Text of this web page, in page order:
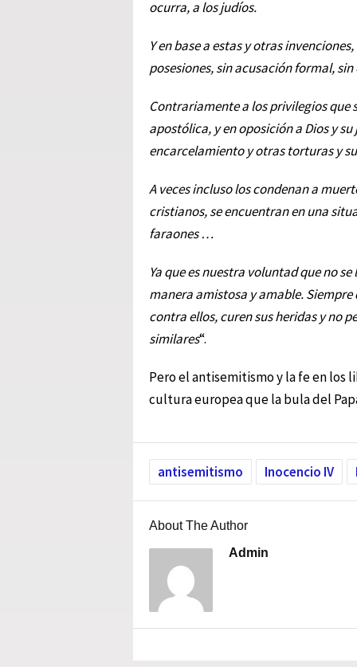
ocurra, a los judíos.
Y en base a estas y otras
posesiones, sin acusación formal,
Contrariamente a los privilegios que
apostólica, y en oposición a Dios y
encarcelamiento y otras torturas y
A veces incluso los condenan a
cristianos, se encuentran en una
faraones …
Ya que es nuestra voluntad que no
manera amistosa y amable.
contra ellos, curen sus heridas y no
similares“.
Pero el antisemitismo y la fe en los
cultura europea que la bula del
antisemitismo Inocencio IV
About The Author
Admin